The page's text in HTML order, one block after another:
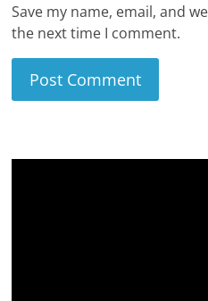
Save my name, email, and
the next time I comment.